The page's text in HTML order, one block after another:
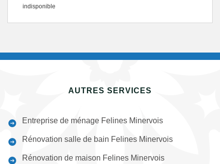
indisponible
AUTRES SERVICES
Entreprise de ménage Felines Minervois
Rénovation salle de bain Felines Minervois
Rénovation de maison Felines Minervois